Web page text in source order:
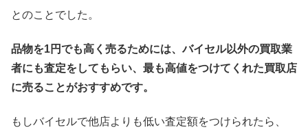
とのことでした。
品物を1円でも高く売るためには、バイセル以外の買取業
者にも査定をしてもらい、最も高値をつけてくれた買取店
に売ることがおすすめです。
もしバイセルで他店よりも低い査定額をつけられたら、